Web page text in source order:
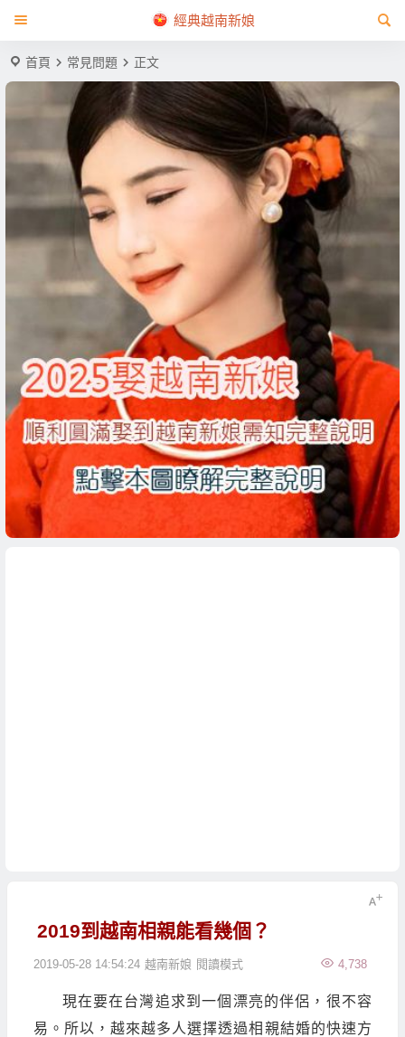
經典越南新娘
首頁 常見問題 正文
2019到越南相親能看幾個？
2019-05-28 14:54:24 越南新娘 4,738
閱讀模式
現在要在台灣追求到一個漂亮的伴侶，很不容
易。所以，越來越多人選擇透過相親結婚的快速方